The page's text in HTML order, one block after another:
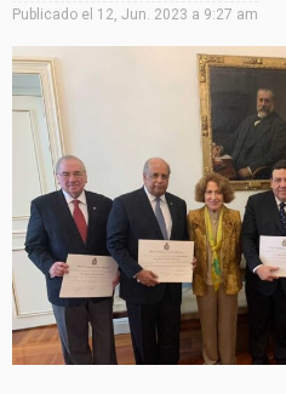
Publicado el 12, Jun. 2023 a 9:27 am